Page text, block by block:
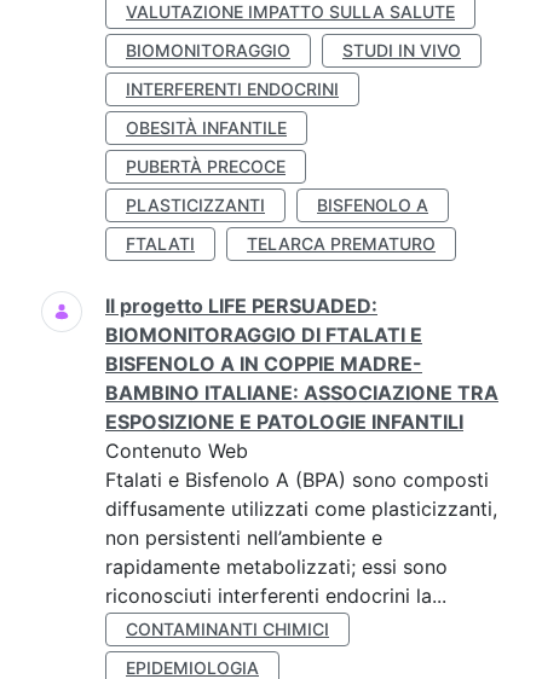
VALUTAZIONE IMPATTO SULLA SALUTE
BIOMONITORAGGIO
STUDI IN VIVO
INTERFERENTI ENDOCRINI
OBESITÀ INFANTILE
PUBERTÀ PRECOCE
PLASTICIZZANTI
BISFENOLO A
FTALATI
TELARCA PREMATURO
Il progetto LIFE PERSUADED:
BIOMONITORAGGIO DI FTALATI E
BISFENOLO A IN COPPIE MADRE-
BAMBINO ITALIANE: ASSOCIAZIONE TRA
ESPOSIZIONE E PATOLOGIE INFANTILI
Contenuto Web
Ftalati e Bisfenolo A (BPA) sono composti
diffusamente utilizzati come plasticizzanti,
non persistenti nell’ambiente e
rapidamente metabolizzati; essi sono
riconosciuti interferenti endocrini la...
CONTAMINANTI CHIMICI
EPIDEMIOLOGIA